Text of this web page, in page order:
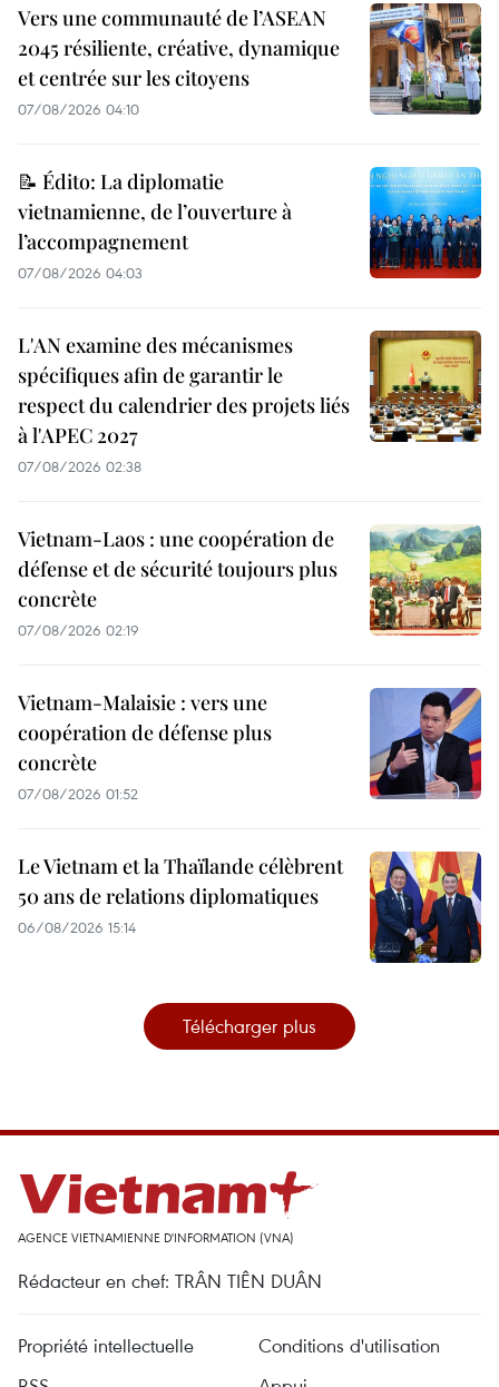
Vers une communauté de l’ASEAN
2045 résiliente, créative, dynamique
et centrée sur les citoyens
07/08/2026 04:10
📝 Édito: La diplomatie
vietnamienne, de l’ouverture à
l’accompagnement
07/08/2026 04:03
L'AN examine des mécanismes
spécifiques afin de garantir le
respect du calendrier des projets liés
à l'APEC 2027
07/08/2026 02:38
Vietnam-Laos : une coopération de
défense et de sécurité toujours plus
concrète
07/08/2026 02:19
Vietnam-Malaisie : vers une
coopération de défense plus
concrète
07/08/2026 01:52
Le Vietnam et la Thaïlande célèbrent
50 ans de relations diplomatiques
06/08/2026 15:14
Télécharger plus
AGENCE VIETNAMIENNE D'INFORMATION (VNA)
Rédacteur en chef: TRÂN TIÊN DUÂN
Propriété intellectuelle
Conditions d'utilisation